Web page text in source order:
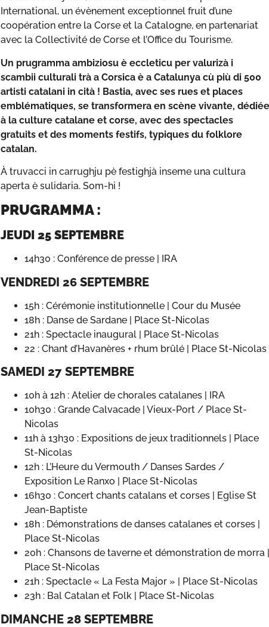
International, un évènement exceptionnel fruit d’une
coopération entre la Corse et la Catalogne, en partenariat
avec la Collectivité de Corse et l’Office du Tourisme.
Un prugramma ambiziosu è eccleticu per valurizà i
scambii culturali trà a Corsica è a Catalunya cù più di 500
artisti catalani in cità ! Bastia, avec ses rues et places
emblématiques, se transformera en scène vivante, dédiée
à la culture catalane et corse, avec des spectacles
gratuits et des moments festifs, typiques du folklore
catalan.
À truvacci in carrughju pè festighjà inseme una cultura
aperta è sulidaria. Som-hi !
PRUGRAMMA :
JEUDI 25 SEPTEMBRE
14h30 : Conférence de presse | IRA
VENDREDI 26 SEPTEMBRE
15h : Cérémonie institutionnelle | Cour du Musée
18h : Danse de Sardane | Place St-Nicolas
21h : Spectacle inaugural | Place St-Nicolas
22 : Chant d’Havanères + rhum brûlé | Place St-Nicolas
SAMEDI 27 SEPTEMBRE
10h à 12h : Atelier de chorales catalanes | IRA
10h30 : Grande Calvacade | Vieux-Port / Place St-
Nicolas
11h à 13h30 : Expositions de jeux traditionnels | Place
St-Nicolas
12h : L’Heure du Vermouth / Danses Sardes /
Exposition Le Ranxo | Place St-Nicolas
16h30 : Concert chants catalans et corses | Eglise St
Jean-Baptiste
18h : Démonstrations de danses catalanes et corses |
Place St-Nicolas
20h : Chansons de taverne et démonstration de morra |
Place St-Nicolas
21h : Spectacle « La Festa Major » | Place St-Nicolas
23h : Bal Catalan et Folk | Place St-Nicolas
DIMANCHE 28 SEPTEMBRE